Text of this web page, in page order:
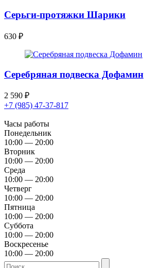
Серьги-протяжки Шарики
630 ₽
Серебряная подвеска Дофамин
2 590 ₽
+7 (985) 47-37-817
Часы работы
Понедельник
10:00 — 20:00
Вторник
10:00 — 20:00
Среда
10:00 — 20:00
Четверг
10:00 — 20:00
Пятница
10:00 — 20:00
Суббота
10:00 — 20:00
Воскресенье
10:00 — 20:00